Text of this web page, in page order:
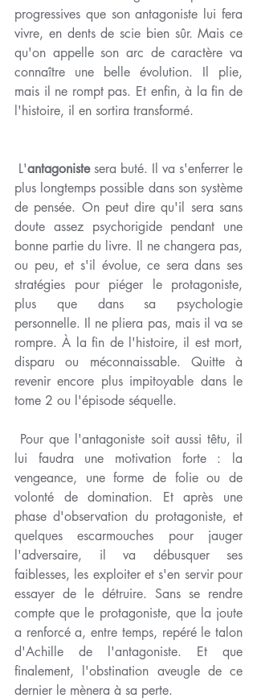
progressives que son antagoniste lui fera
vivre, en dents de scie bien sûr. Mais ce
qu'on appelle son arc de caractère va
connaître une belle évolution. Il plie,
mais il ne rompt pas. Et enfin, à la fin de
l'histoire, il en sortira transformé.
L'antagoniste sera buté. Il va s'enferrer le
plus longtemps possible dans son système
de pensée. On peut dire qu'il sera sans
doute assez psychorigide pendant une
bonne partie du livre. Il ne changera pas,
ou peu, et s'il évolue, ce sera dans ses
stratégies pour piéger le protagoniste,
plus que dans sa psychologie
personnelle. Il ne pliera pas, mais il va se
rompre. À la fin de l'histoire, il est mort,
disparu ou méconnaissable. Quitte à
revenir encore plus impitoyable dans le
tome 2 ou l'épisode séquelle.
lui faudra une motivation forte : la
vengeance, une forme de folie ou de
volonté de domination. Et après une
phase d'observation du protagoniste, et
quelques escarmouches pour jauger
l'adversaire, il va débusquer ses
faiblesses, les exploiter et s'en servir pour
essayer de le détruire. Sans se rendre
compte que le protagoniste, que la joute
a renforcé a, entre temps, repéré le talon
d'Achille de l'antagoniste. Et que
finalement, l'obstination aveugle de ce
dernier le mènera à sa perte.